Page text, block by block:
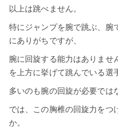
以上は跳べません。
特にジャンプを腕で跳ぶ、腕
にありがちですが、
腕に回旋する能力はありませ
を上方に挙げて跳んでいる選
多いのも腕の回旋が必要では
では、この胸椎の回旋力をつ
か。